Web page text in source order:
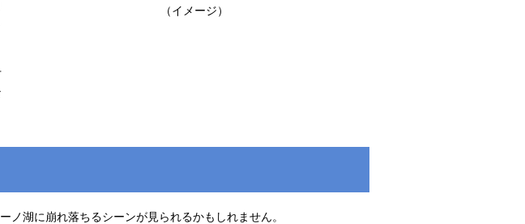
（イメージ）
湖に崩れ落ちるシーンが見られるかもしれません。